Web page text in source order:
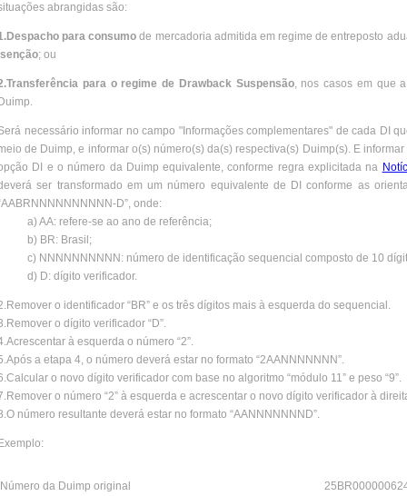
abrangidas são:
para consumo de mercadoria admitida em regime de entreposto
; ou
ransferência para o regime de Drawback Suspensão, nos casos em que
necessário informar no campo "Informações complementares" de cada DI
de Duimp, e informar o(s) número(s) da(s) respectiva(s) Duimp(s). E
DI e o número da Duimp equivalente, conforme regra explicitada na
ser transformado em um número equivalente de DI conforme as
D”, onde:
AA: refere-se ao ano de referência;
BR: Brasil;
NNNNNNNNNN: número de identificação sequencial composto de 10
D: dígito verificador.
o identificador “BR” e os três dígitos mais à esquerda do sequencial.
o dígito verificador “D”.
à esquerda o número “2”.
a etapa 4, o número deverá estar no formato “2AANNNNNNN”.
o novo dígito verificador com base no algoritmo “módulo 11” e peso “9”.
o número “2” à esquerda e acrescentar o novo dígito verificador à
número resultante deverá estar no formato “AANNNNNNND”.
Número da Duimp original